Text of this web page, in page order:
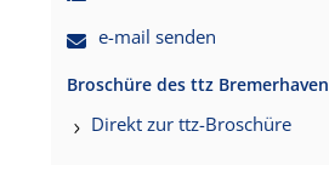
e-mail senden
Broschüre des ttz Bremerhaven
Direkt zur ttz-Broschüre